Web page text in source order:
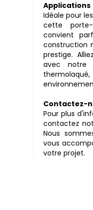
Applications
Idéale pour
cette
convient
construction
prestige.
avec notre
Contactez-
Pour plus
contactez
Nous
vous
votre projet.